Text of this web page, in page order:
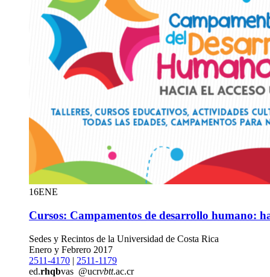
16ENE
Cursos: Campamentos de desarrollo humano:
Sedes y Recintos de la Universidad de Costa Rica
Enero y Febrero 2017
2511-4170 | 2511-1179
ed.rhqbvas @ucrvbtt.ac.cr